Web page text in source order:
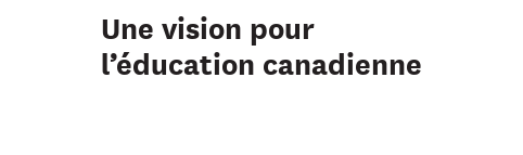
Une vision pour
l’éducation canadienne